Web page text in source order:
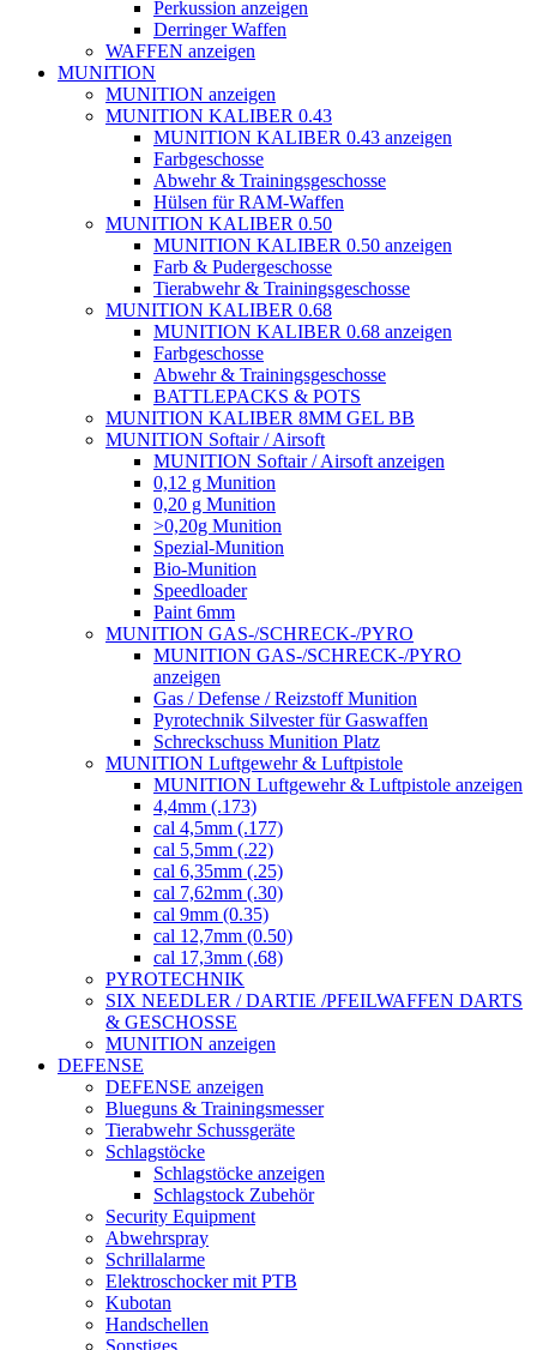
Perkussion anzeigen
Derringer Waffen
WAFFEN anzeigen
MUNITION
MUNITION anzeigen
MUNITION KALIBER 0.43
MUNITION KALIBER 0.43 anzeigen
Farbgeschosse
Abwehr & Trainingsgeschosse
Hülsen für RAM-Waffen
MUNITION KALIBER 0.50
MUNITION KALIBER 0.50 anzeigen
Farb & Pudergeschosse
Tierabwehr & Trainingsgeschosse
MUNITION KALIBER 0.68
MUNITION KALIBER 0.68 anzeigen
Farbgeschosse
Abwehr & Trainingsgeschosse
BATTLEPACKS & POTS
MUNITION KALIBER 8MM GEL BB
MUNITION Softair / Airsoft
MUNITION Softair / Airsoft anzeigen
0,12 g Munition
0,20 g Munition
>0,20g Munition
Spezial-Munition
Bio-Munition
Speedloader
Paint 6mm
MUNITION GAS-/SCHRECK-/PYRO
MUNITION GAS-/SCHRECK-/PYRO
anzeigen
Gas / Defense / Reizstoff Munition
Pyrotechnik Silvester für Gaswaffen
Schreckschuss Munition Platz
MUNITION Luftgewehr & Luftpistole
MUNITION Luftgewehr & Luftpistole anzeigen
4,4mm (.173)
cal 4,5mm (.177)
cal 5,5mm (.22)
cal 6,35mm (.25)
cal 7,62mm (.30)
cal 9mm (0.35)
cal 12,7mm (0.50)
cal 17,3mm (.68)
PYROTECHNIK
SIX NEEDLER / DARTIE /PFEILWAFFEN DARTS
& GESCHOSSE
MUNITION anzeigen
DEFENSE
DEFENSE anzeigen
Blueguns & Trainingsmesser
Tierabwehr Schussgeräte
Schlagstöcke
Schlagstöcke anzeigen
Schlagstock Zubehör
Security Equipment
Abwehrspray
Schrillalarme
Elektroschocker mit PTB
Kubotan
Handschellen
Sonstiges